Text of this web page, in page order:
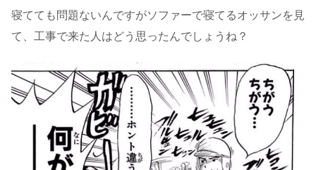
寝てても問題ないんですがソファーで寝てるオッサンを見
て、工事で来た人はどう思ったんでしょうね？